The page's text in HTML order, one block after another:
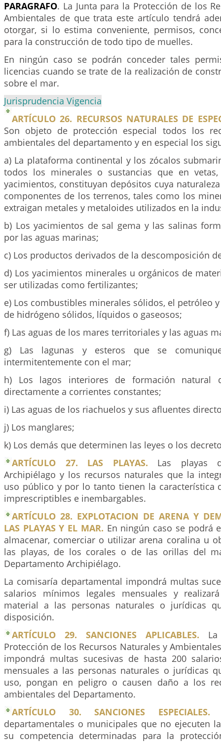
PARAGRAFO. La Junta para la Protección de los
Ambientales de que trata este artículo tendrá
otorgar, si lo estima conveniente, permisos,
para la construcción de todo tipo de muelles.
En ningún caso se podrán conceder tales
licencias cuando se trate de la realización de
sobre el mar.
Jurisprudencia Vigencia
ARTÍCULO 26. RECURSOS NATURALES DE
Son objeto de protección especial todos los
ambientales del departamento y en especial los
a) La plataforma continental y los zócalos
todos los minerales o sustancias que en
yacimientos, constituyan depósitos cuya
componentes de los terrenos, tales como los
extraigan metales y metaloides utilizados en la
b) Los yacimientos de sal gema y las salinas
por las aguas marinas;
c) Los productos derivados de la descomposición
d) Los yacimientos minerales u orgánicos de
ser utilizadas como fertilizantes;
e) Los combustibles minerales sólidos, el petróleo
de hidrógeno sólidos, líquidos o gaseosos;
f) Las aguas de los mares territoriales y las aguas
g) Las lagunas y esteros que se
intermitentemente con el mar;
h) Los lagos interiores de formación natural
directamente a corrientes constantes;
i) Las aguas de los riachuelos y sus afluentes
j) Los manglares;
k) Los demás que determinen las leyes o los
ARTÍCULO 27. LAS PLAYAS. Las playas
Archipiélago y los recursos naturales que la
uso público y por lo tanto tienen la característica
imprescriptibles e inembargables.
ARTÍCULO 28. EXPLOTACION DE ARENA Y
LAS PLAYAS Y EL MAR. En ningún caso se podrá
almacenar, comerciar o utilizar arena coralina u
las playas, de los corales o de las orillas del
Departamento Archipiélago.
La comisaría departamental impondrá multas
salarios mínimos legales mensuales y
material a las personas naturales o jurídicas
disposición.
ARTÍCULO 29. SANCIONES APLICABLES. La
Protección de los Recursos Naturales y
impondrá multas sucesivas de hasta 200
mensuales a las personas naturales o jurídicas
uso, pongan en peligro o causen daño a los
ambientales del Departamento.
ARTÍCULO 30. SANCIONES ESPECIALES.
departamentales o municipales que no ejecuten
su competencia determinadas para la